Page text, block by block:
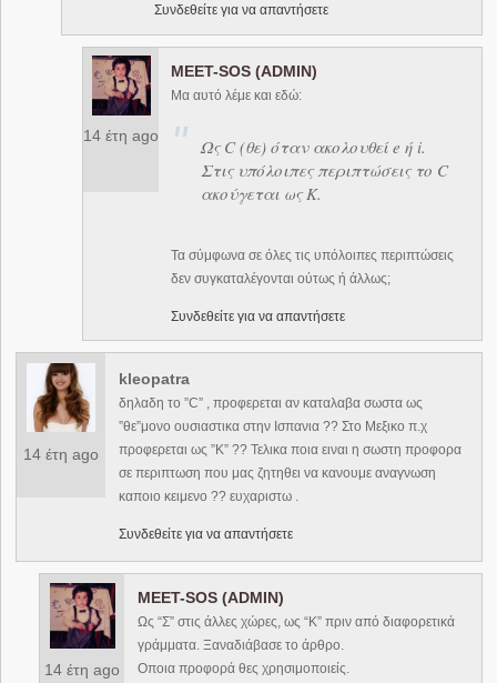
Συνδεθείτε για να απαντήσετε
14 έτη ago
MEET-SOS (ADMIN)
Μα αυτό λέμε και εδώ:
Ως C (θε) όταν ακολουθεί e ή i.
Στις υπόλοιπες περιπτώσεις το C
ακούγεται ως Κ.
Τα σύμφωνα σε όλες τις υπόλοιπες περιπτώσεις
δεν συγκαταλέγονται ούτως ή άλλως;
Συνδεθείτε για να απαντήσετε
14 έτη ago
kleopatra
δηλαδη το ”C” , προφερεται αν καταλαβα σωστα ως
”θε”μονο ουσιαστικα στην Ισπανια ?? Στο Μεξικο π.χ
προφερεται ως ”Κ” ?? Τελικα ποια ειναι η σωστη προφορα
σε περιπτωση που μας ζητηθει να κανουμε αναγνωση
καποιο κειμενο ?? ευχαριστω .
Συνδεθείτε για να απαντήσετε
14 έτη ago
MEET-SOS (ADMIN)
Ως “Σ” στις άλλες χώρες, ως “Κ” πριν από διαφορετικά
γράμματα. Ξαναδιάβασε το άρθρο.
Οποια προφορά θες χρησιμοποιείς.